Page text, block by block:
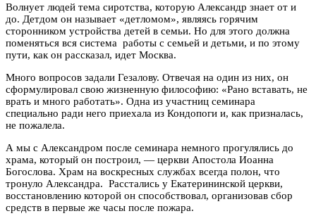
Волнует людей тема сиротства, которую Александр знает от и
до. Детдом он называет «детломом», являясь горячим
сторонником устройства детей в семьи. Но для этого должна
поменяться вся система работы с семьей и детьми, и по этому
пути, как он рассказал, идет Москва.
Много вопросов задали Гезалову. Отвечая на один из них, он
сформулировал свою жизненную философию: «Рано вставать, не
врать и много работать». Одна из участниц семинара
специально ради него приехала из Кондопоги и, как призналась,
не пожалела.
А мы с Александром после семинара немного прогулялись до
храма, который он построил, — церкви Апостола Иоанна
Богослова. Храм на воскресных службах всегда полон, что
тронуло Александра. Расстались у Екатерининской церкви,
восстановлению которой он способствовал, организовав сбор
средств в первые же часы после пожара.